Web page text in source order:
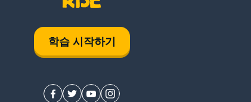
학습 시작하기